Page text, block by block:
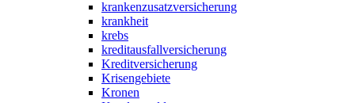
krankenzusatzversicherung
krankheit
krebs
kreditausfallversicherung
Kreditversicherung
Krisengebiete
Kronen